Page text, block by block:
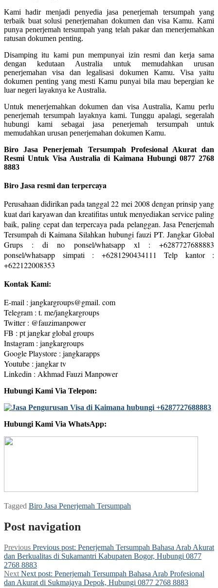
Kami hadir menjadi penyedia jasa penerjemah tersumpah yang
terbaik buat solusi penerjemahan dokumen dan visa Kamu. Kami
punya penerjemah tersumpah yang telah pakar dan menerjemahkan
ratusan dokumen penting.
Disamping itu kami pun mempunyai izin resmi dan kerja sama
dengan kedutaan Australia untuk memudahkan urusan
penerjemahan visa dan legalisasi dokumen Kamu. Visa yaitu
dokumen penting yang mesti Kamu punyai bila mau bepergian ke
luar negeri layaknya ke Australia.
Untuk menerjemahkan dokumen dan visa Australia, Kamu perlu
penerjemah tersumpah layaknya kami. Tunggu apalagi, segeralah
hubungi kami sebagai jasa penerjemah tersumpah untuk
memudahkan urusan penerjemahan dokumen Kamu.
Biro Jasa Penerjemah Tersumpah Profesional Akurat dan
Resmi Untuk Visa Australia di Kaimana Hubungi 0877 2768
8883
Biro Jasa resmi dan terpercaya
Perusahaan didirikan pada tanggal 22 mei 2008 dengan prinsip yang
kuat dari karyawan dan kreatifitas untuk menyediakan service paling
baik, paling cepat dan terpercaya pada pelanggan. Jasa Penerjemah
Tersumpah di Kaimana Silahkan hubungi fauzi PT. Jangkar Global
Grups : di no ponsel/whatsapp xl : +6287727688883
ponsel/whatsapp simpati : +6281290434111 Telp kantor :
+622122008353
Kontak Kami:
E-mail : jangkargroups@gmail. com
Telegram : t. me/jangkargroups
Twitter : @fauzimanpower
FB : pt jangkar global groups
Instagram : jangkargroups
Google Playstore : jangkarapps
Youtube : jangkar tv
Linkedin : Akhmad Fauzi Manpower
Hubungi Kami Via Telepon:
Hubungi Kami Via WhatsApp:
Tagged Biro Jasa Penerjemah Tersumpah
Post navigation
Previous Previous post: Penerjemah Tersumpah Bahasa Arab Akurat
dan Berkualitas di Sukamantri Kabupaten Bogor, Hubungi 0877
2768 8883
Next Next post: Penerjemah Tersumpah Bahasa Arab Profesional
dan Akurat di Sukmajaya Depok, Hubungi 0877 2768 8883